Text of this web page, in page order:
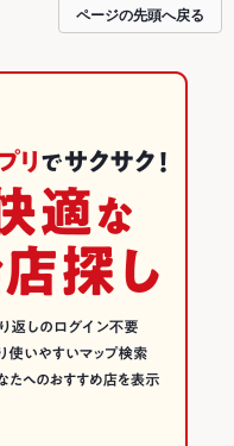
ーティーにもお得に便利にホッ
ページの先頭へ戻る